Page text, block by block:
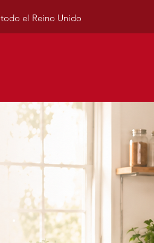
el Reino Unido